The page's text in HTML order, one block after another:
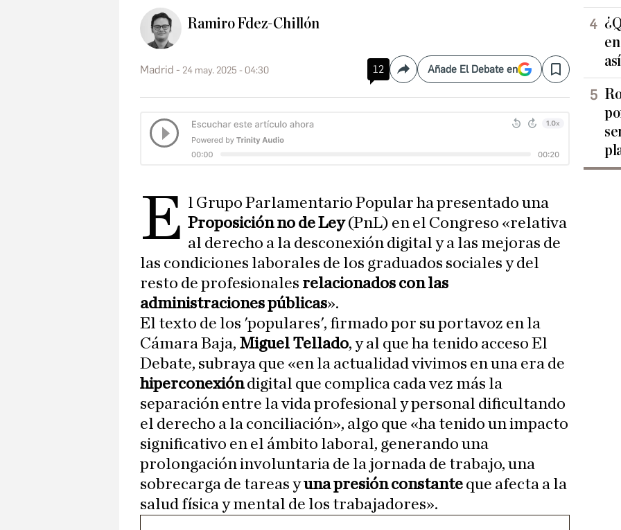
Ramiro Fdez-Chillón
Madrid 24 may. 2025 - 04:30 12 CompartirAñade El Debate en Save
E l Grupo Parlamentario Popular ha presentado una
Proposición no de Ley(PnL) en el Congreso «relativa
al derecho a la desconexión digital y a las mejoras de
las condiciones laborales de los graduados sociales y del
resto de profesionales relacionados con las
administraciones públicas».
El texto de los 'populares', firmado por su portavoz en la
Cámara Baja, Miguel Tellado, y al que ha tenido acceso El
Debate, subraya que «en la actualidad vivimos en una era de
hiperconexióndigital que complica cada vez más la
separación entre la vida profesional y personal dificultando
el derecho a la conciliación», algo que «ha tenido un impacto
significativo en el ámbito laboral, generando una
prolongación involuntaria de la jornada de trabajo, una
sobrecarga de tareas yuna presión constante que afecta a la
salud física y mental de los trabajadores».